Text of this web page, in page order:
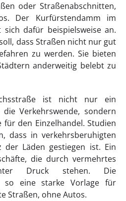
oder Straßenabschnitten,
Der Kurfürstendamm im
dafür beispielsweise an.
dass Straßen nicht nur gut
zu werden. Sie bieten
anderweitig belebt zu
ist nicht nur ein
Verkehrswende, sondern
den Einzelhandel. Studien
dass in verkehrsberuhigten
der Läden gestiegen ist. Ein
die durch vermehrtes
Druck stehen. Die
so eine starke Vorlage für
Straßen, ohne Autos.